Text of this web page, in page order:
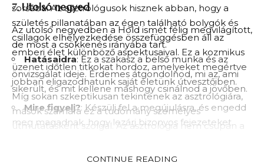
7.Utolsó negyed
Az utolsó negyedben a Hold ismét félig megvilágított,
de most a csökkenés irányába tart.
Hatásaidra: Ez a szakasz a belső munka és az
önvizsgálat ideje. Érdemes átgondolnod, mi az, ami
sikerült, és mit kellene máshogy csinálnod a jövőben.
Mire figyelj?: Készülj fel a megújulásra, és engedd
meg magadnak, hogy lezárj bizonyos fejezeteket.
sorsába. Az asztrológusok hisznek abban, hogy a
születés pillanatában az égen található bolygók és
csillagok elhelyezkedése összefüggésben áll az
emberi élet különböző aspektusaival. Ez a kozmikus
üzenet időtlen titkokat hordoz, amelyeket megértve
jobban eligazodhatunk saját életünk útvesztőiben.
Míg sokan szkeptikusan tekintenek az asztrológiára,
mások számára ez a tudomány személyes
útmutatásként szolgál. Az asztrológia nem csupán a
önismereti út, amely segít megtalálni a harmóniát a
CONTINUE READING